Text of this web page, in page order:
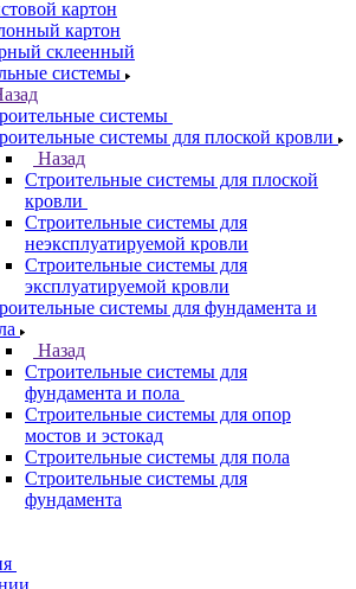
картон
картон
склеенный
системы
системы
системы для плоской кровли
Назад
Строительные системы для плоской
кровли
Строительные системы для
неэксплуатируемой кровли
Строительные системы для
эксплуатируемой кровли
системы для фундамента и
Назад
Строительные системы для
фундамента и пола
Строительные системы для опор
мостов и эстокад
Строительные системы для пола
Строительные системы для
фундамента